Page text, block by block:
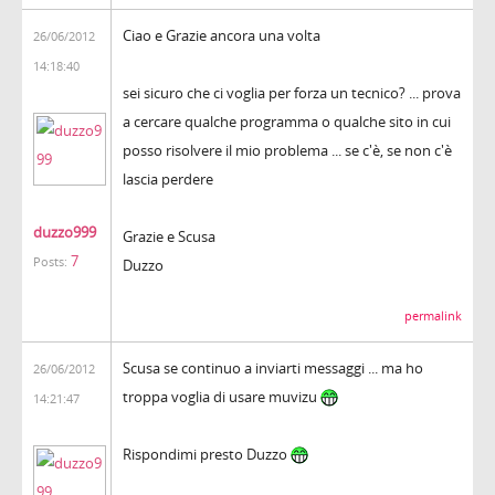
26/06/2012
14:18:40
duzzo999
Posts: 7
Ciao e Grazie ancora una volta
sei sicuro che ci voglia per forza un tecnico? ... prova
a cercare qualche programma o qualche sito in cui
posso risolvere il mio problema ... se c'è, se non c'è
lascia perdere
Grazie e Scusa
Duzzo
permalink
26/06/2012
14:21:47
Scusa se continuo a inviarti messaggi ... ma ho
troppa voglia di usare muvizu
Rispondimi presto Duzzo